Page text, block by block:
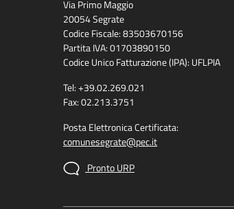
Via Primo Maggio
20054 Segrate
Codice Fiscale: 83503670156
Partita IVA: 01703890150
Codice Unico Fatturazione (IPA): UFLPIA
Tel: +39.02.269.021
Fax: 02.213.3751
Posta Elettronica Certificata:
comunesegrate@pec.it
Pronto URP